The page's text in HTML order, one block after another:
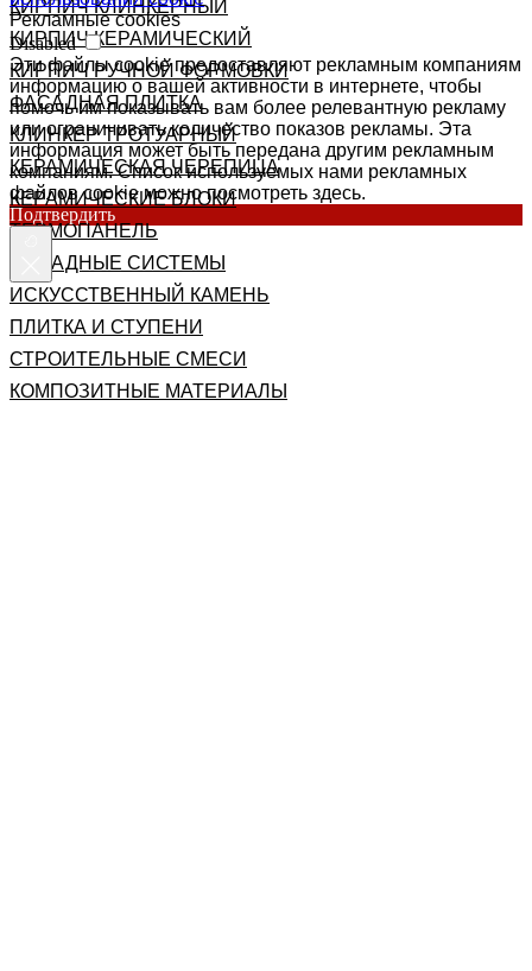
КИРПИЧ КЛИНКЕРНЫЙ
КИРПИЧ КЕРАМИЧЕСКИЙ
КИРПИЧ РУЧНОЙ ФОРМОВКИ
ФАСАДНАЯ ПЛИТКА
КЛИНКЕР ТРОТУАРНЫЙ
КЕРАМИЧЕСКАЯ ЧЕРЕПИЦА
КЕРАМИЧЕСКИЕ БЛОКИ
ТЕРМОПАНЕЛЬ
ФАСАДНЫЕ СИСТЕМЫ
ИСКУССТВЕННЫЙ КАМЕНЬ
ПЛИТКА И СТУПЕНИ
СТРОИТЕЛЬНЫЕ СМЕСИ
КОМПОЗИТНЫЕ МАТЕРИАЛЫ
Рекламные cookies
Disabled
Эти файлы cookie предоставляют рекламным компаниям
информацию о вашей активности в интернете, чтобы
помочь им показывать вам более релевантную рекламу
или ограничивать количество показов рекламы. Эта
информация может быть передана другим рекламным
компаниям. Список используемых нами рекламных
файлов cookie можно посмотреть здесь.
Подтвердить